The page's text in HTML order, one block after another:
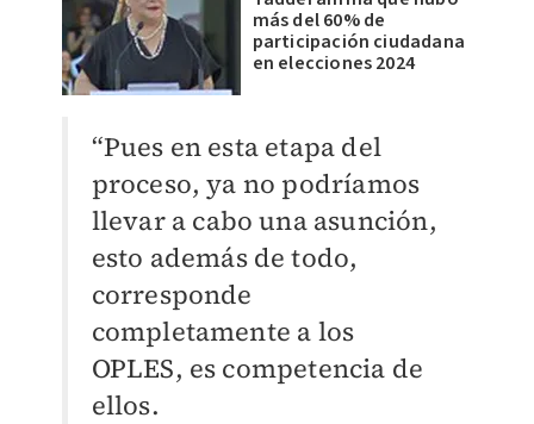
más del 60% de
participación ciudadana
en elecciones 2024
“Pues en esta etapa del
proceso, ya no podríamos
llevar a cabo una asunción,
esto además de todo,
corresponde
completamente a los
OPLES, es competencia de
ellos.